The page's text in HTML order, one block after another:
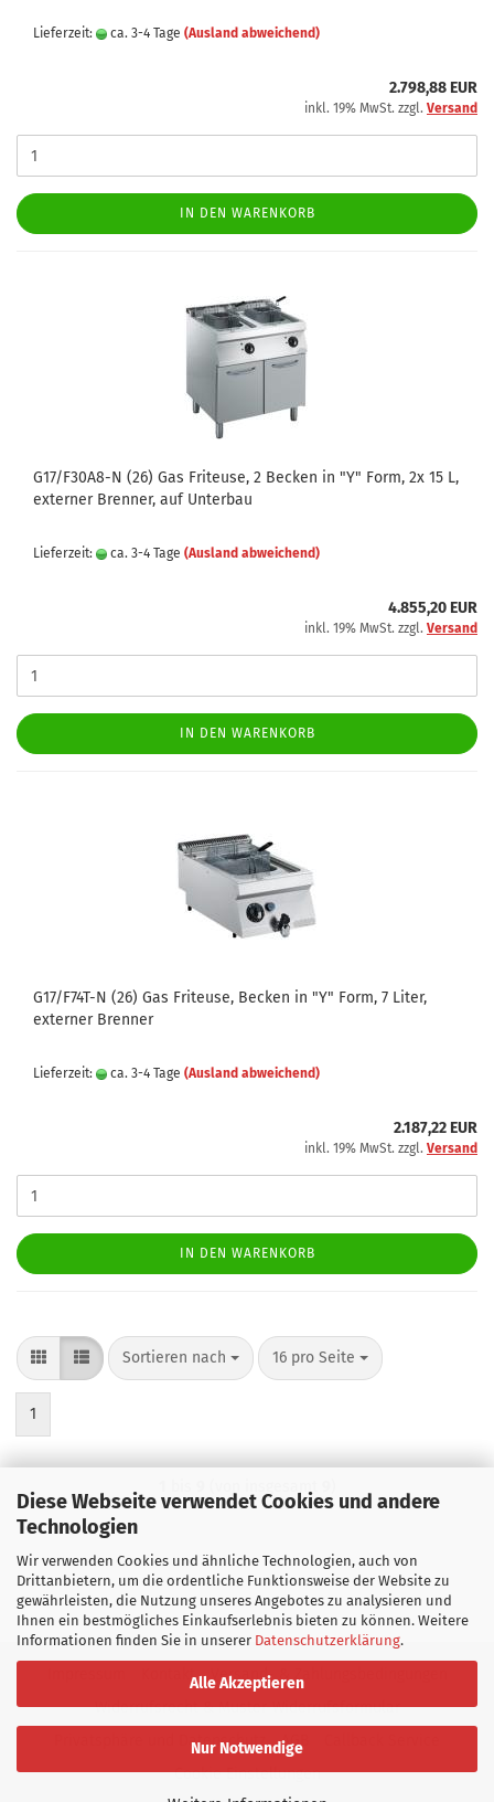
Diese Webseite verwendet Cookies und andere
Technologien
Wir verwenden Cookies und ähnliche Technologien, auch von
Drittanbietern, um die ordentliche Funktionsweise der Website zu
gewährleisten, die Nutzung unseres Angebotes zu analysieren und
Ihnen ein bestmögliches Einkaufserlebnis bieten zu können. Weitere
Informationen finden Sie in unserer Datenschutzerklärung.
Alle Akzeptieren
Nur Notwendige
Lieferzeit: ca. 3-4 Tage (Ausland abweichend)
2.798,88 EUR
inkl. 19% MwSt. zzgl. Versand
IN DEN WARENKORB
G17/F30A8-N (26) Gas Friteuse, 2 Becken in "Y" Form, 2x 15 L,
externer Brenner, auf Unterbau
Lieferzeit: ca. 3-4 Tage (Ausland abweichend)
4.855,20 EUR
inkl. 19% MwSt. zzgl. Versand
IN DEN WARENKORB
G17/F74T-N (26) Gas Friteuse, Becken in "Y" Form, 7 Liter,
externer Brenner
Lieferzeit: ca. 3-4 Tage (Ausland abweichend)
2.187,22 EUR
inkl. 19% MwSt. zzgl. Versand
IN DEN WARENKORB
Sortieren nach
Sortieren nach 16 pro Seite
pro Seite
1
Kontakt
Versand- & Zahlungsbedingungen
Widerrufsrecht & Muster-Widerrufsformular
Privatsphäre und Datenschutz
AGB
Cookie Einstellungen